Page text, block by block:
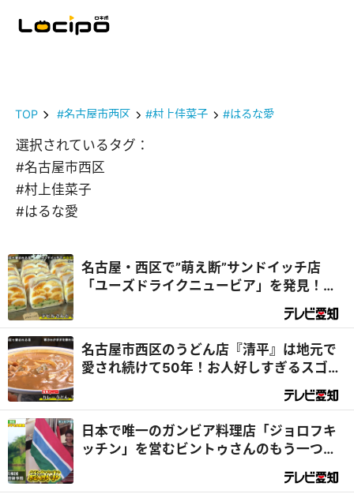
TOP #名古屋市西区 #村上佳菜子 #はるな愛
選択されているタグ：
#名古屋市西区
#村上佳菜子
#はるな愛
名古屋・西区で”萌え断”サンドイッチ店
「ユーズドライクニュービア」を発見！店
主の夢がデラメチャすごかった！『デラメ
名古屋市西区のうどん店『清平』は地元で
愛され続けて50年！お人好しすぎるスゴイ
店だった！？『デラメチャ気になる！』
日本で唯一のガンビア料理店「ジョロフキ
ッチン」を営むビントゥさんのもう一つの
顔は『総領事』⁉｜デラメチャ気になる！